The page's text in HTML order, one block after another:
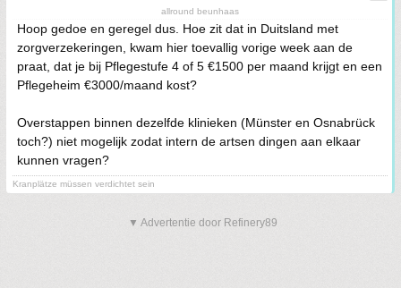
allround beunhaas
Hoop gedoe en geregel dus. Hoe zit dat in Duitsland met
zorgverzekeringen, kwam hier toevallig vorige week aan de
praat, dat je bij Pflegestufe 4 of 5 €1500 per maand krijgt en een
Pflegeheim €3000/maand kost?
Overstappen binnen dezelfde klinieken (Münster en Osnabrück
toch?) niet mogelijk zodat intern de artsen dingen aan elkaar
kunnen vragen?
Kranplätze müssen verdichtet sein
▼ Advertentie door Refinery89